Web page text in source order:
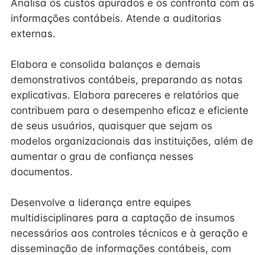
Analisa os custos apurados e os confronta com as
informações contábeis. Atende a auditorias
externas.
Elabora e consolida balanços e demais
demonstrativos contábeis, preparando as notas
explicativas. Elabora pareceres e relatórios que
contribuem para o desempenho eficaz e eficiente
de seus usuários, quaisquer que sejam os
modelos organizacionais das instituições, além de
aumentar o grau de confiança nesses
documentos.
Desenvolve a liderança entre equipes
multidisciplinares para a captação de insumos
necessários aos controles técnicos e à geração e
disseminação de informações contábeis, com